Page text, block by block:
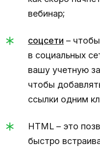
вебинар;
соцсети –
в социальных
вашу учетную
чтобы
ссылки одним
HTML – это
быстро